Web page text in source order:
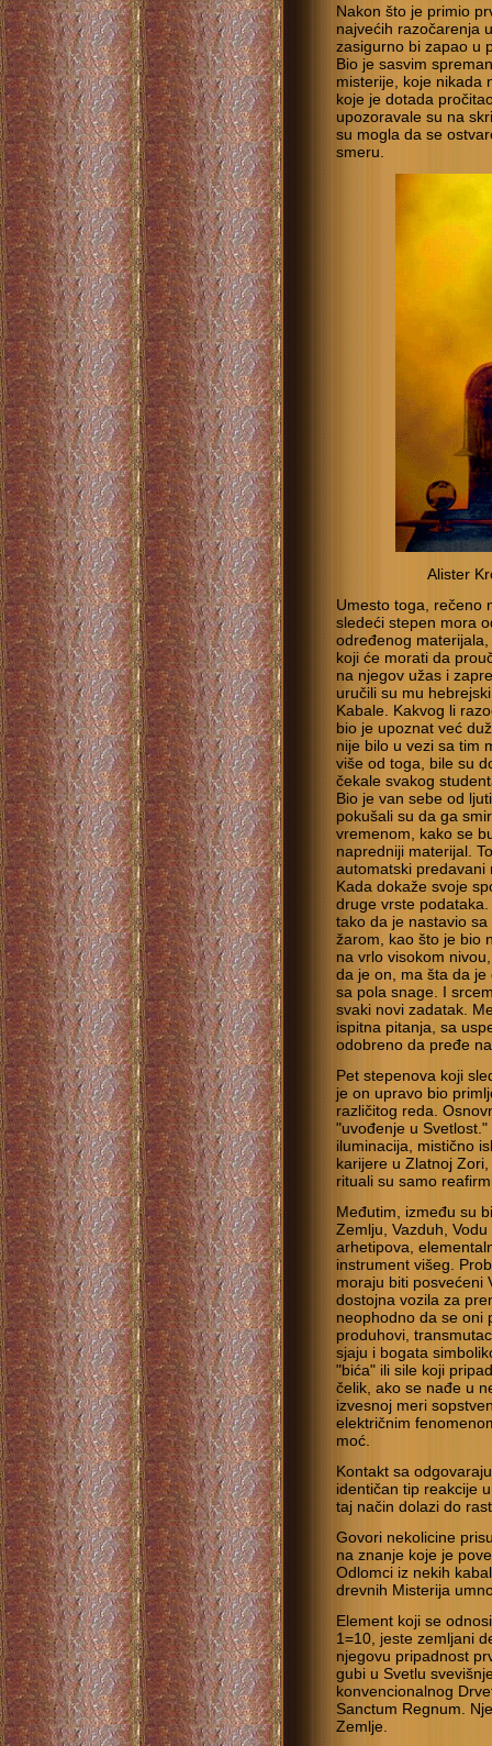
Nakon što je primio
najvećih razočarenja
zasigurno bi zapao u
Bio je sasvim
misterije, koje nikada
koje je dotada
upozoravale su na
su mogla da se
smeru.
Alister
Umesto toga, rečeno
sledeći stepen mora
određenog
koji će morati da
na njegov užas i
uručili su mu
Kabale. Kakvog li
bio je upoznat već
nije bilo u vezi sa tim
više od toga, bile su
čekale svakog
Bio je van sebe od
pokušali su da ga
vremenom, kako se
napredniji materijal.
automatski predavani
Kada dokaže svoje
druge vrste
tako da je nastavio
žarom, kao što je bio
na vrlo visokom
da je on, ma šta da je
sa pola snage. I
svaki novi zadatak.
ispitna pitanja, sa
odobreno da pređe
Pet stepenova koji
je on upravo bio
različitog reda.
"uvođenje u
iluminacija, mistično
karijere u Zlatnoj
rituali su samo
Međutim, između su
Zemlju, Vazduh,
arhetipova,
instrument višeg.
moraju biti posvećeni
dostojna vozila za
neophodno da se oni
produhovi,
sjaju i bogata
"bića" ili sile koji
čelik, ako se nađe u
izvesnoj meri
električnim
moć.
Kontakt sa
identičan tip reakcije
taj način dolazi do
Govori nekolicine
na znanje koje je
Odlomci iz nekih
drevnih Misterija
Element koji se
1=10, jeste zemljani
njegovu pripadnost
gubi u Svetlu
konvencionalnog
Sanctum Regnum.
Zemlje.